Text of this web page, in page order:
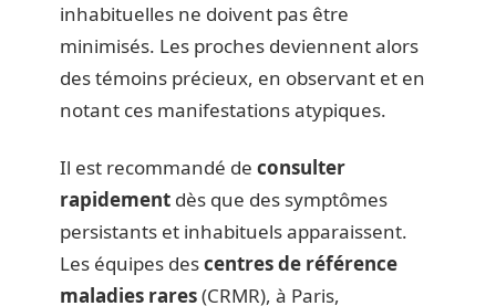
inhabituelles ne doivent pas être
minimisés. Les proches deviennent alors
des témoins précieux, en observant et en
notant ces manifestations atypiques.
Il est recommandé de consulter
rapidement dès que des symptômes
persistants et inhabituels apparaissent.
Les équipes descentres de référence
maladies rares(CRMR), à Paris,